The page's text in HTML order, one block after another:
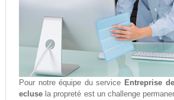
Pour notre équipe du service Entreprise
eclusela propreté est un challenge